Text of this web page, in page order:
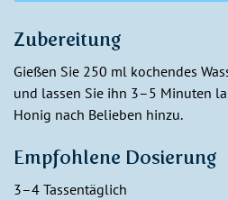
Zubereitung
Gießen Sie 250 ml kochendes
und lassen Sie ihn 3–5 Minuten
Honig nach Belieben hinzu.
Empfohlene Dosierung
3–4 Tassentäglich